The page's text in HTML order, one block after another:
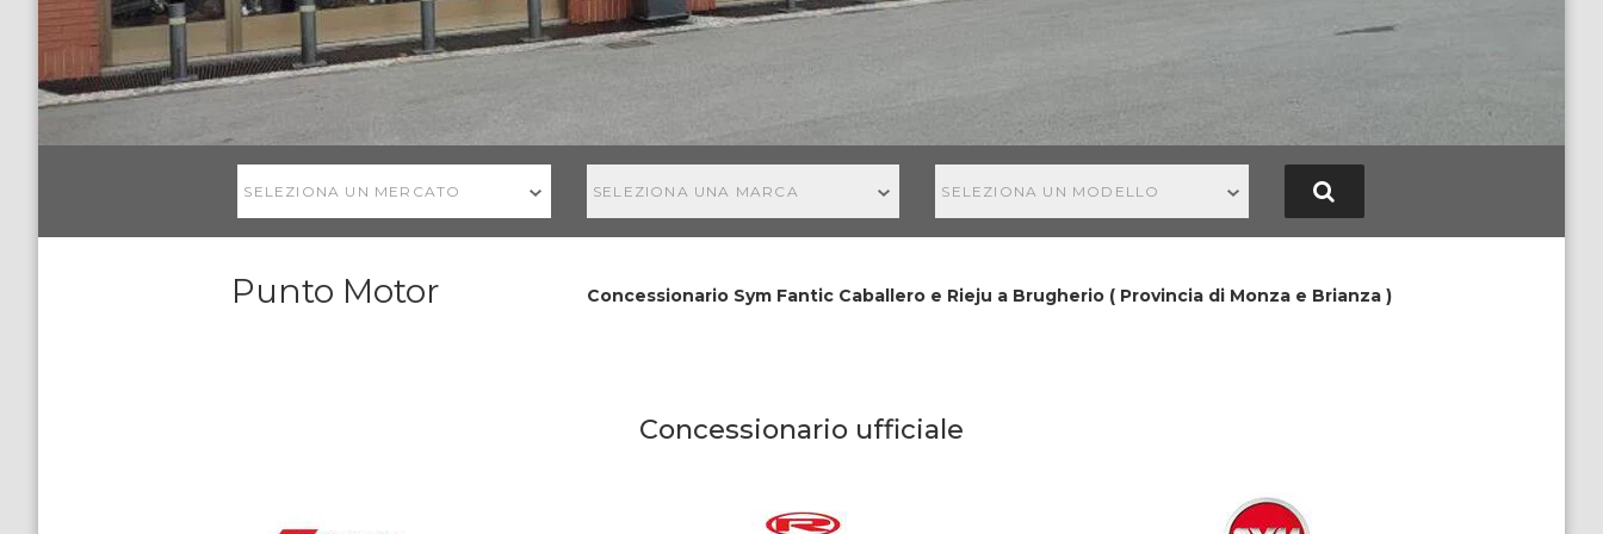
SELEZIONA UN MERCATO SELEZIONA UNA MARCA SELEZIONA UN MODELLO
Punto Motor Concessionario Sym Fantic Caballero e Rieju a Brugherio ( Provincia di Monza e Brianza )
Concessionario ufficiale